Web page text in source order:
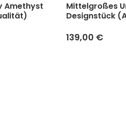
Amethyst
Mittelgroßes
Designstück
139,00 €